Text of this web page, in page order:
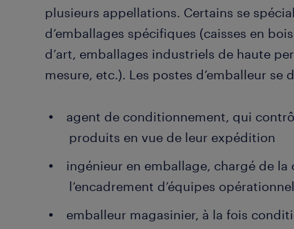
plusieurs appellations. Certains se
d’emballages spécifiques (caisses en
d’art, emballages industriels de haute
mesure, etc.). Les postes d’emballeur
agent de conditionnement, qui
produits en vue de leur expédition
ingénieur en emballage, chargé de la
l’encadrement d’équipes
emballeur magasinier, à la fois